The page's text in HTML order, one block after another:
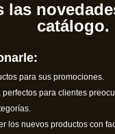
las
catálogo.
para sus promociones.
para clientes
los nuevos productos con